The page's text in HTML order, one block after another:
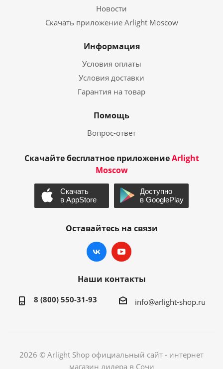
Новости
Скачать приложение Arlight Moscow
Информация
Условия оплаты
Условия доставки
Гарантия на товар
Помощь
Вопрос-ответ
Скачайте бесплатное приложениеArlight
Moscow
Оставайтесь на связи
Наши контакты
8 (800) 550-31-93 info@arlight-shop.ru
2026 © Arlight Shop официальный сайт - интернет
магазин дилера в Сочи